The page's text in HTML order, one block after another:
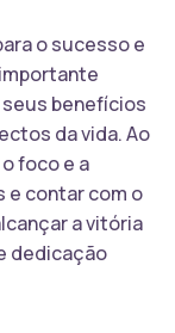
o sucesso e
benefícios
da vida. Ao
foco e a
e contar com o
a vitória
dedicação